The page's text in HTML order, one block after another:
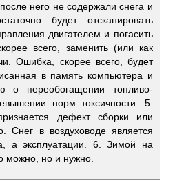
него не содержали снега и
будет отсканировать
двигателем и погасить
всего, заменить (или как
Ошибка, скорее всего, будет
в память компьютера и
о переобогащении топливо-
норм токсичности. 5.
дефект сборки или
Снег в воздуховоде является
а эксплуатации. 6. Зимой на
можно, но и нужно.